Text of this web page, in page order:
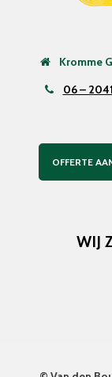
Kromme
06 –
OFFERTE
WIJ